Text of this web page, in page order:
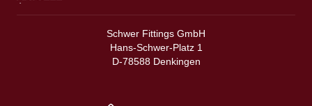
Schwer Fittings GmbH
Hans-Schwer-Platz 1
D-78588 Denkingen